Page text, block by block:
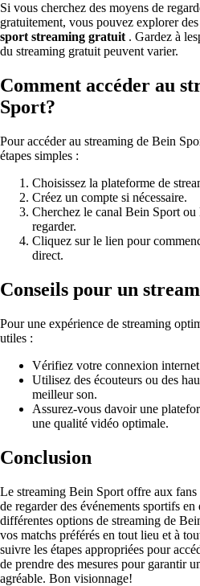
Si vous cherchez des moyens de
gratuitement, vous pouvez explorer
sport streaming gratuit . Gardez à
du streaming gratuit peuvent varier.
Comment accéder au
Sport?
Pour accéder au streaming de Bein
étapes simples :
Choisissez la plateforme de
Créez un compte si nécessaire.
Cherchez le canal Bein Sport
regarder.
Cliquez sur le lien pour
direct.
Conseils pour un
Pour une expérience de streaming
utiles :
Vérifiez votre connexion
Utilisez des écouteurs ou des
meilleur son.
Assurez-vous davoir une
une qualité vidéo optimale.
Conclusion
Le streaming Bein Sport offre aux
de regarder des événements sportifs
différentes options de streaming de
vos matchs préférés en tout lieu et à
suivre les étapes appropriées pour
de prendre des mesures pour garantir
agréable. Bon visionnage!